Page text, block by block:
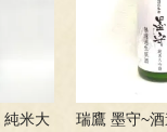
純米大
瑞鷹 墨守~